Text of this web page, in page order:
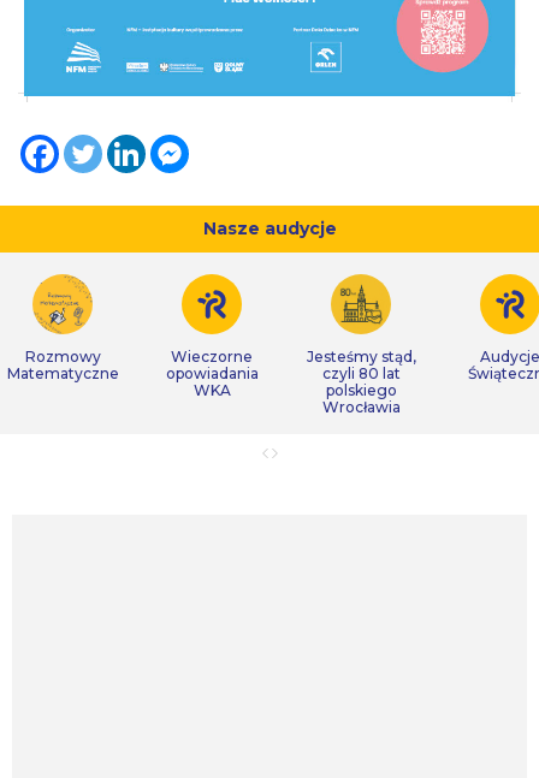
Nasze audycje
Rozmowy
Matematyczne
Wieczorne
opowiadania
WKA
Jesteśmy stąd,
czyli 80 lat
polskiego
Wrocławia
Audycje